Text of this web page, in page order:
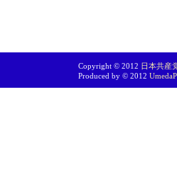
Copyright © 2012 日本共産
Produced by © 2012